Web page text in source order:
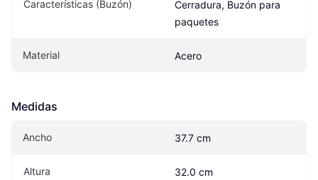
Características (Buzón)
Cerradura, Buzón para
paquetes
Material Acero
Medidas
Ancho 37.7 cm
Altura 32.0 cm